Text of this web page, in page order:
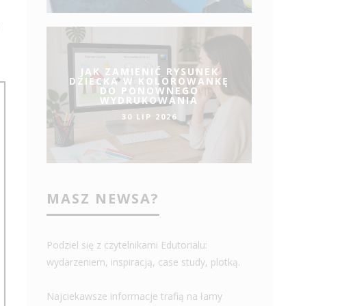
JAK ZAMIENIĆ RYSUNEK
DZIECKA W KOLOROWANKĘ
DO PONOWNEGO
WYDRUKOWANIA
30 LIP 2026
MASZ NEWSA?
Podziel się z czytelnikami Edutorialu:
wydarzeniem, inspiracją, case study, plotką.
Najciekawsze informacje trafią na łamy